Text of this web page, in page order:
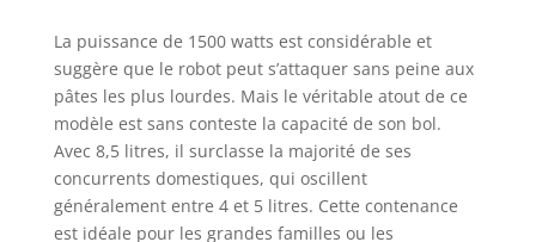
facilement ajoutés
dans le bol et
l'appareil est facile
à monter et à
démonter. 🍕
【Easy to clean
and easy to
use】:Batteur plat
et crochet
La puissance de 1500 watts est considérable et
suggère que le robot peut s’attaquer sans peine aux
pâtes les plus lourdes. Mais le véritable atout de ce
modèle est sans conteste la capacité de son bol.
Avec 8,5 litres, il surclasse la majorité de ses
concurrents domestiques, qui oscillent
généralement entre 4 et 5 litres. Cette contenance
est idéale pour les grandes familles ou les